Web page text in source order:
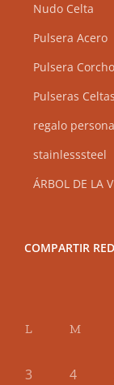
Nudo Celta
Pulsera Acero
Pulsera Corcho
Pulseras Celtas
regalo
stainlesssteel
ÁRBOL DE LA
COMPARTIR
L M
3
4